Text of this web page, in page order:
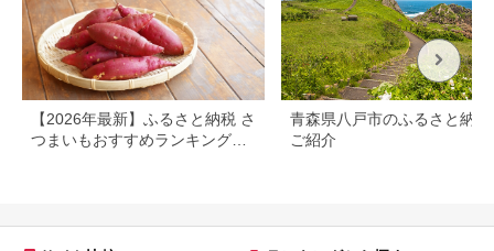
【2026年最新】ふるさと納税 さ
つまいもおすすめランキング｜
青森県八戸市のふるさと納税
ご紹介